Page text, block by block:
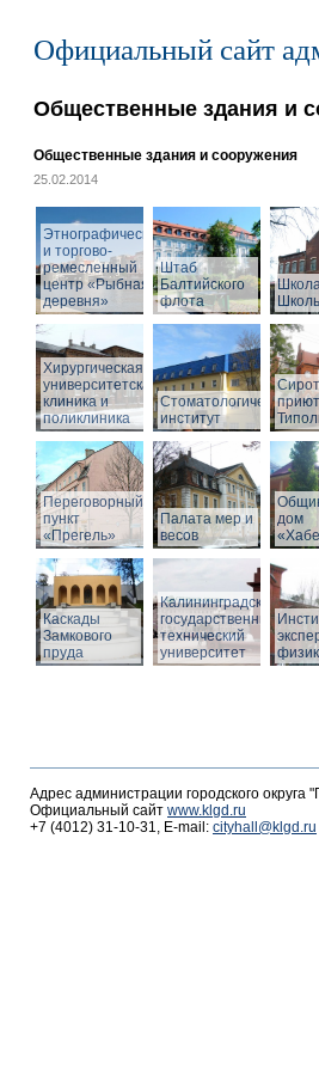
Официальный сайт
Общественные здания и
Общественные здания и сооружения
25.02.2014
Этнографический
и торгово-
ремесленный
центр «Рыбная
деревня»
Штаб
Балтийского
флота
Хирургическая
университетская
клиника и
поликлиника
Стоматологический
институт
приют
Переговорный
пункт
«Прегель»
Палата мер и
весов
дом
Каскады
Замкового
пруда
Калининградский
государственный
технический
университет
Адрес администрации городского
Официальный сайт www.klgd.ru
+7 (4012) 31-10-31, E-mail: cityhall@klgd.ru